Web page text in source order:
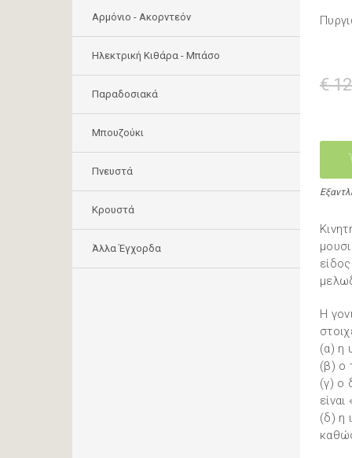
Αρμόνιο - Ακορντεόν
Ηλεκτρική Κιθάρα - Μπάσο
Παραδοσιακά
Μπουζούκι
Πνευστά
Κρουστά
Άλλα Έγχορδα
€
Η
(α) η
(β) ο
(γ) ο
(δ) η